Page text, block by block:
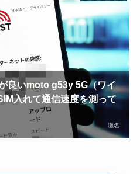
良いmoto g53y 5G（ワイ
入れて通信速度を測って
瀬名